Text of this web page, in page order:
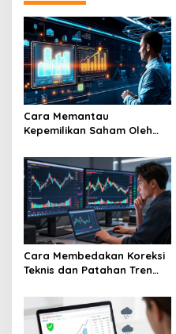
Cara Memantau
Kepemilikan Saham Oleh
Kepercayaan Internal
Perusahaan
Cara Membedakan Koreksi
Teknis dan Patahan Tren